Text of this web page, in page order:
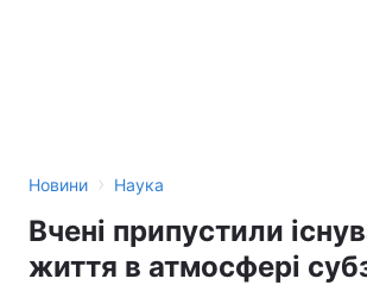
Новини › Наука
Вчені припустили
життя в атмосфері